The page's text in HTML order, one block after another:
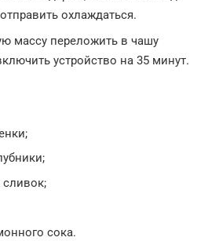
охлаждаться.
массу переложить в чашу
устройство на 35 минут.
сока.